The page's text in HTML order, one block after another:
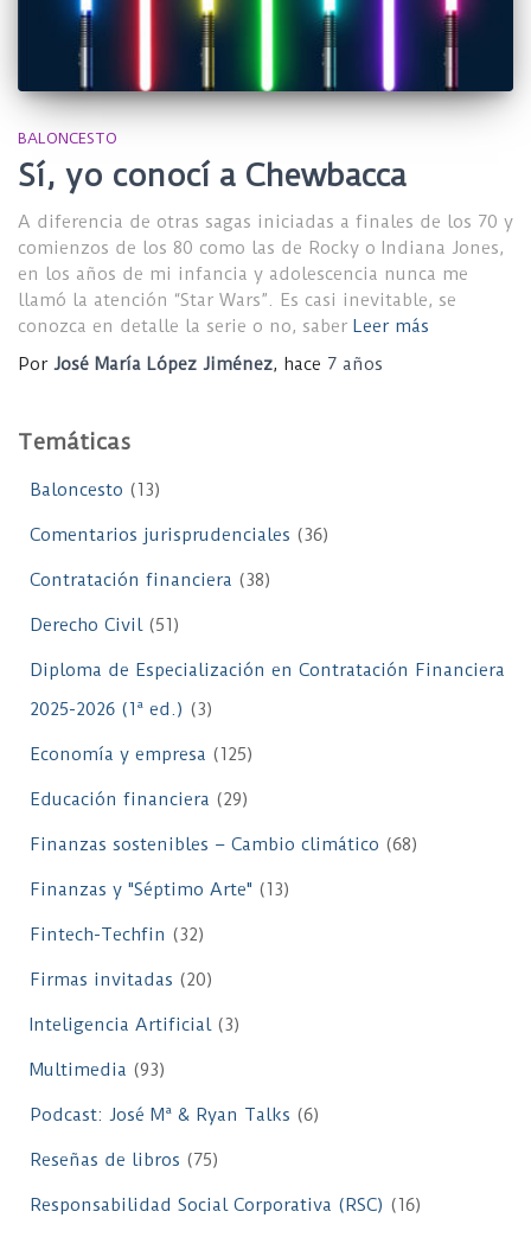
BALONCESTO
Sí, yo conocí a Chewbacca
A diferencia de otras sagas iniciadas a finales de los 70 y
comienzos de los 80 como las de Rocky o Indiana Jones,
en los años de mi infancia y adolescencia nunca me
llamó la atención “Star Wars”. Es casi inevitable, se
conozca en detalle la serie o no, saber Leer más
Por José María López Jiménez, hace 7 años
Temáticas
Baloncesto (13)
Comentarios jurisprudenciales (36)
Contratación financiera (38)
Derecho Civil(51)
Diploma de Especialización en Contratación Financiera
2025-2026 (1ª ed.) (3)
Economía y empresa (125)
Educación financiera (29)
Finanzas sostenibles – Cambio climático (68)
Finanzas y "Séptimo Arte" (13)
Fintech-Techfin (32)
Firmas invitadas (20)
Inteligencia Artificial(3)
Multimedia (93)
Podcast: José Mª & Ryan Talks (6)
Reseñas de libros (75)
Responsabilidad Social Corporativa (RSC) (16)